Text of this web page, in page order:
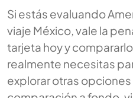
Si estás evaluando
viaje México , vale la
tarjeta hoy y
realmente necesitas
explorar otras opciones